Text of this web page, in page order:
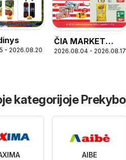
- 2026.08.20
ČIA MARKET
leidinys
2026.08.04 - 2026.08.17
kategorijoje
AIBE